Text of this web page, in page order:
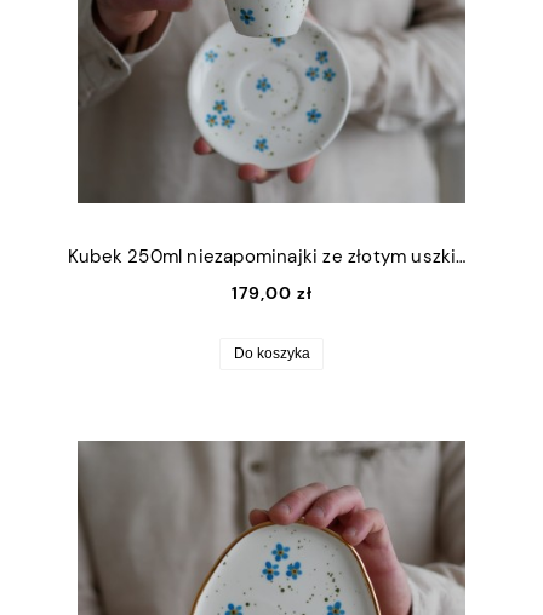
Kubek 250ml niezapominajki ze złotym uszkiem + talerzyk 12,5cm
179,00 zł
Do koszyka